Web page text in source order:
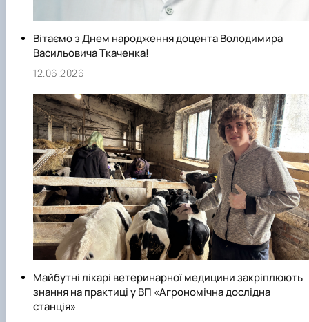
Вітаємо з Днем народження доцента Володимира
Васильовича Ткаченка!
12.06.2026
Майбутні лікарі ветеринарної медицини закріплюють
знання на практиці у ВП «Агрономічна дослідна
станція»